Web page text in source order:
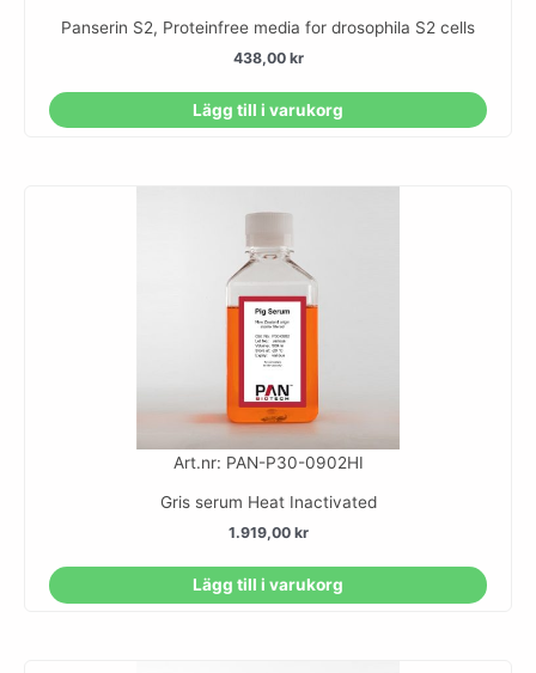
Panserin S2, Proteinfree media for drosophila S2 cells
438,00 kr
Lägg till i varukorg
Art.nr: PAN-P30-0902HI
Gris serum Heat Inactivated
1.919,00 kr
Lägg till i varukorg